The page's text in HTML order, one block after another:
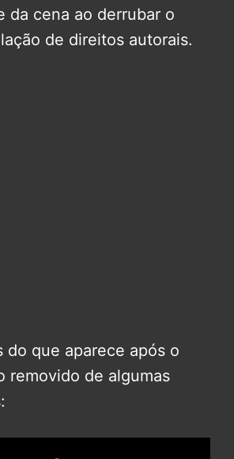
da cena ao derrubar o
de direitos autorais.
do que aparece após o
removido de algumas